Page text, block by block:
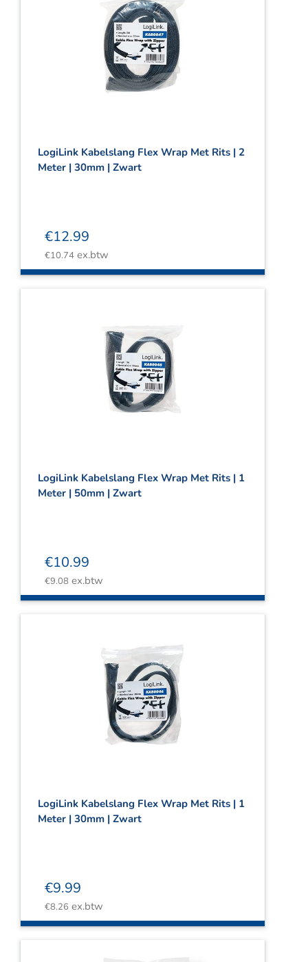
LogiLink Kabelslang Flex Wrap Met Rits | 2
Meter | 30mm | Zwart
€12.99
€10.74 ex.btw
LogiLink Kabelslang Flex Wrap Met Rits | 1
Meter | 50mm | Zwart
€10.99
€9.08 ex.btw
LogiLink Kabelslang Flex Wrap Met Rits | 1
Meter | 30mm | Zwart
€9.99
€8.26 ex.btw